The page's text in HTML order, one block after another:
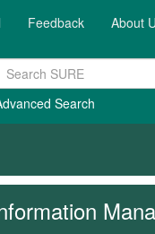
Feedback About
Search